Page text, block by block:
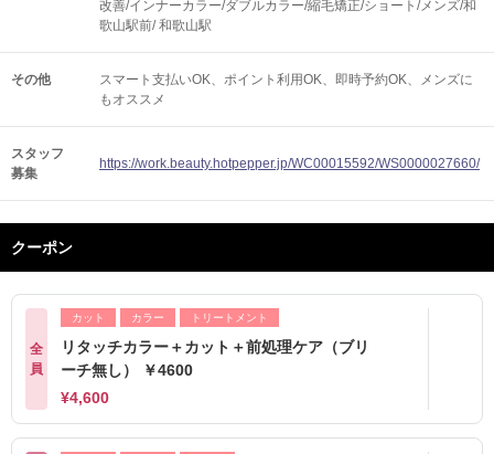
改善/インナーカラー/ダブルカラー/縮毛矯正/ショート/メンズ/和
歌山駅前/ 和歌山駅
その他 スマート支払いOK ポイント利用OK 即時予約OK
メンズに
もオススメ
スタッフ
募集
https://work.beauty.hotpepper.jp/WC00015592/WS0000027660/
クーポン
全
員
カット カラー トリートメント
リタッチカラー＋カット＋前処理ケア（ブリ
ーチ無し） ￥4600
¥4,600